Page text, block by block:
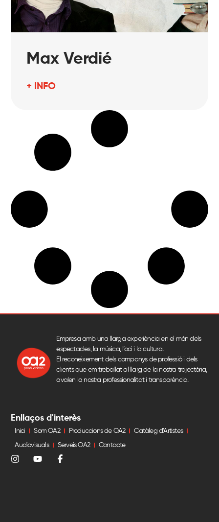
Max Verdié
+ INFO
Empresa amb una llarga experiència en el món dels
espectacles, la música, l’oci i la cultura.
El reconeixement dels companys de professió i dels
clients que em treballat al llarg de la nostra trajectòria,
avalen la nostra professionalitat i transparència.
Enllaços d'interès
Inici Som OA2 Produccions de OA2 Catàleg d’Artistes
Audiovisuals Serveis OA2 Contacte